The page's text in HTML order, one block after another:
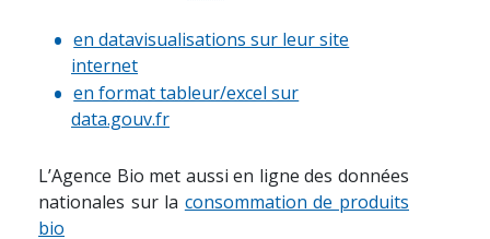
en datavisualisations sur leur site
internet
en format tableur/excel sur
data.gouv.fr
L’Agence Bio met aussi en ligne des données
nationales sur la consommation de produits
bio